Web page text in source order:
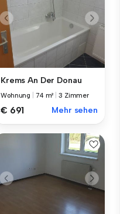
Krems An Der Donau
Wohnung 74 m² |3 Zimmer
€ 691 Mehr sehen